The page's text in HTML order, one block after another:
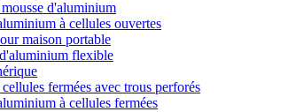
d'aluminium
à cellules ouvertes
maison portable
flexible
fermées avec trous perforés
à cellules fermées